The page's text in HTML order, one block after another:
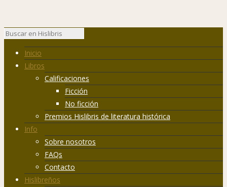
Inicio
Libros
Calificaciones
Ficción
No ficción
Premios Hislibris de literatura histórica
Info
Sobre nosotros
FAQs
Contacto
Hislibreños